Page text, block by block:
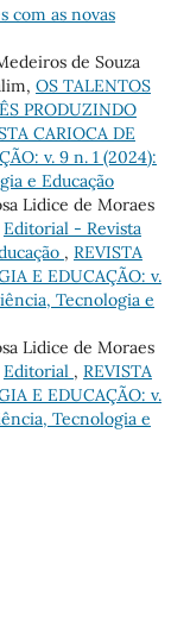
com as novas
de Souza
OS TALENTOS
PRODUZINDO
CARIOCA DE
v. 9 n. 1 (2024):
e Educação
Lidice de Moraes
Editorial - Revista
, REVISTA
E EDUCAÇÃO: v.
Tecnologia e
Lidice de Moraes
Editorial , REVISTA
E EDUCAÇÃO: v.
Tecnologia e